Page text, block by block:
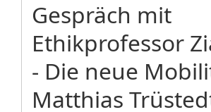
Gespräch mit
Ethikprofessor
- Die neue
Matthias